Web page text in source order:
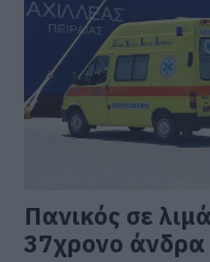
Πανικός σε
37χρονο άνδρα